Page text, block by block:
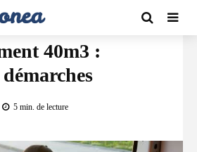
40m3 :
5 min. de lecture